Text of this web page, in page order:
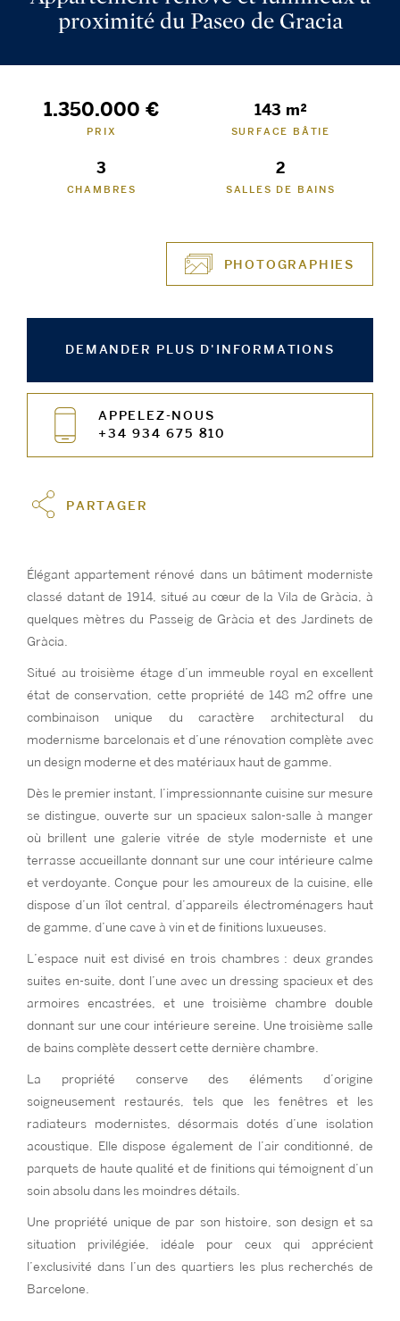
proximité du Paseo de Gracia
1.350.000 €
PRIX
143 m²
SURFACE BÂTIE
3
CHAMBRES
2
SALLES DE BAINS
PHOTOGRAPHIES
DEMANDER PLUS D'INFORMATIONS
APPELEZ-NOUS
+34 934 675 810
PARTAGER
Élégant appartement rénové dans un bâtiment moderniste
classé datant de 1914, situé au cœur de la Vila de Gràcia, à
quelques mètres du Passeig de Gràcia et des Jardinets de
Gràcia.
Situé au troisième étage d’un immeuble royal en excellent
état de conservation, cette propriété de 148 m2 offre une
combinaison unique du caractère architectural du
modernisme barcelonais et d’une rénovation complète avec
un design moderne et des matériaux haut de gamme.
Dès le premier instant, l’impressionnante cuisine sur mesure
se distingue, ouverte sur un spacieux salon-salle à manger
où brillent une galerie vitrée de style moderniste et une
terrasse accueillante donnant sur une cour intérieure calme
et verdoyante. Conçue pour les amoureux de la cuisine, elle
dispose d’un îlot central, d’appareils électroménagers haut
de gamme, d’une cave à vin et de finitions luxueuses.
L’espace nuit est divisé en trois chambres : deux grandes
suites en-suite, dont l’une avec un dressing spacieux et des
armoires encastrées, et une troisième chambre double
donnant sur une cour intérieure sereine. Une troisième salle
de bains complète dessert cette dernière chambre.
La propriété conserve des éléments d’origine
soigneusement restaurés, tels que les fenêtres et les
radiateurs modernistes, désormais dotés d’une isolation
acoustique. Elle dispose également de l’air conditionné, de
parquets de haute qualité et de finitions qui témoignent d’un
soin absolu dans les moindres détails.
Une propriété unique de par son histoire, son design et sa
situation privilégiée, idéale pour ceux qui apprécient
l’exclusivité dans l’un des quartiers les plus recherchés de
Barcelone.